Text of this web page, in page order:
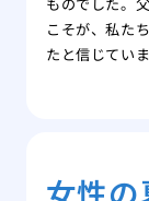
ものでした。
こそが、私た
たと信じていま